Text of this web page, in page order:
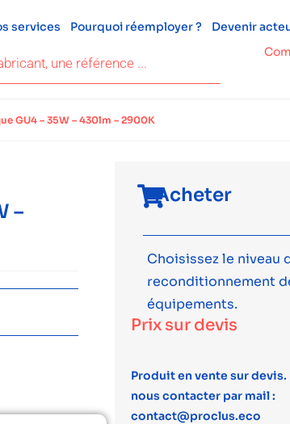
services Pourquoi réemployer ? Devenir
GU4 – 35W – 430lm – 2900K
–
Acheter
Choisissez le niveau
reconditionnement
équipements.
Prix sur devis
Produit en vente sur
nous contacter par mail :
contact@proclus.eco